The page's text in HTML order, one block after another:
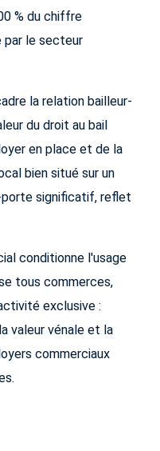
% du chiffre
par le secteur
la relation bailleur-
du droit au bail
en place et de la
bien situé sur un
porte significatif, reflet
conditionne l'usage
tous commerces,
exclusive :
valeur vénale et la
commerciaux